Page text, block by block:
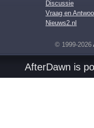
Discussie
Vraag en
Nieuws2.nl
© 1999-2026
AfterDawn is